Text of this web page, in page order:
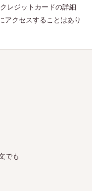
レジットカードの詳細
アクセスすることはあり
でも